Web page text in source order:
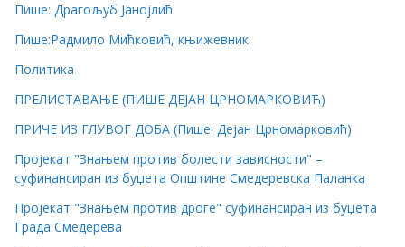
Пише: Драгољуб Јанојлић
Пише:Радмило Мићковић, књижевник
Политика
ПРЕЛИСТАВАЊЕ (ПИШЕ ДЕЈАН ЦРНОМАРКОВИЋ)
ПРИЧЕ ИЗ ГЛУВОГ ДОБА (Пише: Дејан Црномарковић)
Пројекат "Знањем против болести зависности" –
суфинансиран из буџета Општине Смедеревска Паланка
Пројекат "Знањем против дроге" суфинансиран из буџета
Града Смедерева